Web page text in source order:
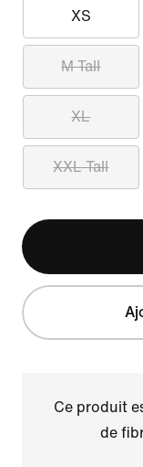
XS
M Tall
XL
XXL Tall
Ce produit
de